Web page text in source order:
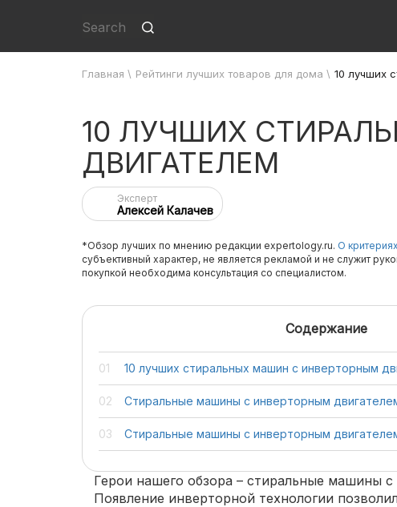
Главная \ Рейтинги лучших товаров для дома \ 10 лучших
10 ЛУЧШИХ
ДВИГАТЕЛЕМ
Эксперт
Алексей Калачев
*Обзор лучших по мнению редакции expertology.ru. О
субъективный характер, не является рекламой и не служит
покупкой необходима консультация со специалистом.
Содержание
10 лучших стиральных машин с инверторным
Стиральные машины с инверторным
Стиральные машины с инверторным
Герои нашего обзора – стиральные машины
Появление инверторной технологии